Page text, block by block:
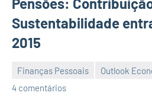
Pensões:
Sustentabilidade
2015
Finanças Pessoais Outlook
Economia
4 comentários